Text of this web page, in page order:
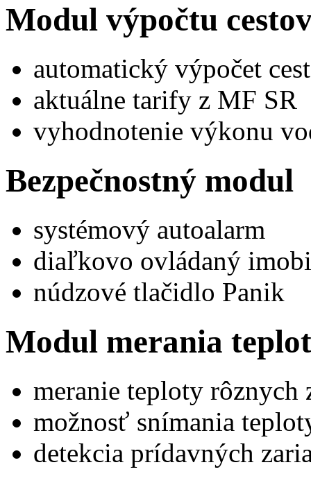
Modul výpočtu
automatický výpočet
aktuálne tarify z MF SR
vyhodnotenie výkonu
Bezpečnostný modul
systémový autoalarm
diaľkovo ovládaný
núdzové tlačidlo Panik
Modul merania
meranie teploty rôznych
možnosť snímania
detekcia prídavných